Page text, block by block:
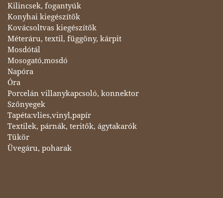
Kilincsek, fogantyúk
Konyhai kiegészítők
Kovácsoltvas kiegészítők
Méteráru, textil, függöny, kárpit
Mosdótál
Mosogató,mosdó
Napóra
Óra
Porcelán villanykapcsoló, konnektor
Szőnyegek
Tapéta:vlies,vinyl,papír
Textilek, párnák, teritők, ágytakarók
Tükör
Üvegáru, poharak